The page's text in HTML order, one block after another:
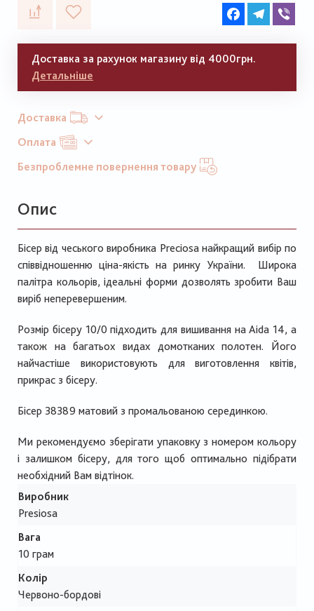
FacebookTelegram
Доставка за рахунок магазину від 4000грн.
Детальніше
Доставка
Оплата
Безпроблемне повернення товару
Опис
Бісер від чеського виробника Preciosa найкращий вибір по
співвідношенню ціна-якість на ринку України. Широка
палітра кольорів, ідеальні форми дозволять зробити Ваш
виріб неперевершеним.
Розмір бісеру 10/0 підходить для вишивання на Aida 14, а
також на багатьох видах домотканих полотен. Його
найчастіше використовують для виготовлення квітів,
прикрас з бісеру.
Бісер 38389 матовий з промальованою серединкою.
Ми рекомендуємо зберігати упаковку з номером кольору
і залишком бісеру, для того щоб оптимально підібрати
необхідний Вам відтінок.
Виробник
Presiosa
Вага
10 грам
Колір
Червоно-бордові